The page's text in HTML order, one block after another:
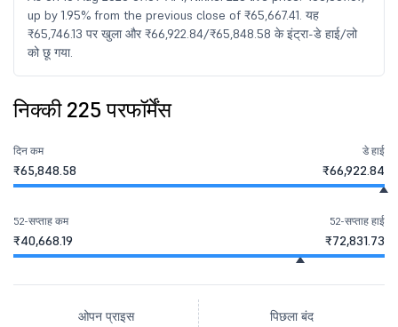
up by 1.95% from the previous close of ₹65,667.41. यह
₹65,746.13 पर खुला और ₹66,922.84/₹65,848.58 के इंट्रा-डे हाई/लो
को छू गया.
निक्की 225 परफॉर्मेंस
दिन कम
₹65,848.58
डे हाई
₹66,922.84
52-सप्ताह कम
₹40,668.19
52-सप्ताह हाई
₹72,831.73
ओपन प्राइस पिछला बंद